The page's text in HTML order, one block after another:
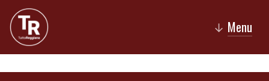
↓ Menu